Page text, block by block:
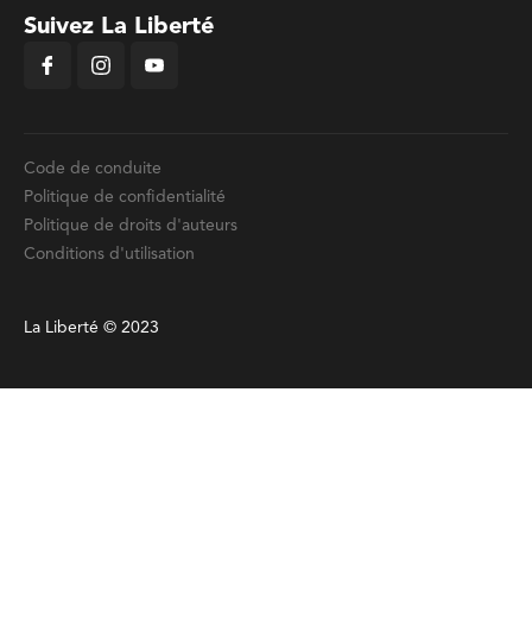
Suivez La Liberté
Code de conduite
Politique de confidentialité
Politique de droits d'auteurs
Conditions d'utilisation
La Liberté © 2023